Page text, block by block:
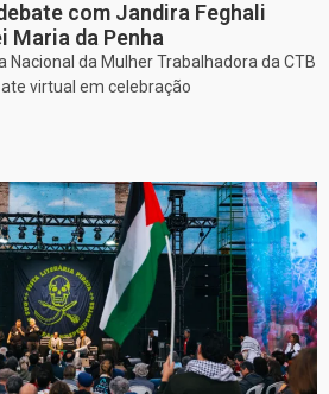
com Jandira Feghali
Maria da Penha
Nacional da Mulher Trabalhadora da CTB
virtual em celebração